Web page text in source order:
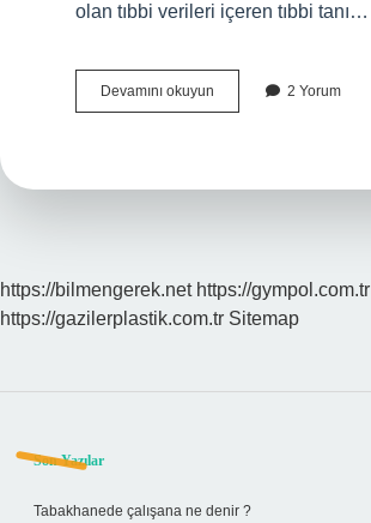
olan tıbbi verileri içeren tıbbi tanı…
Devamını okuyun Kategori
3
2 Yorum
https://bilmengerek.net https://gympol.com.tr
https://gazilerplastik.com.tr Sitemap
Sidebar
Son Yazılar
Tabakhanede çalışana ne denir ?